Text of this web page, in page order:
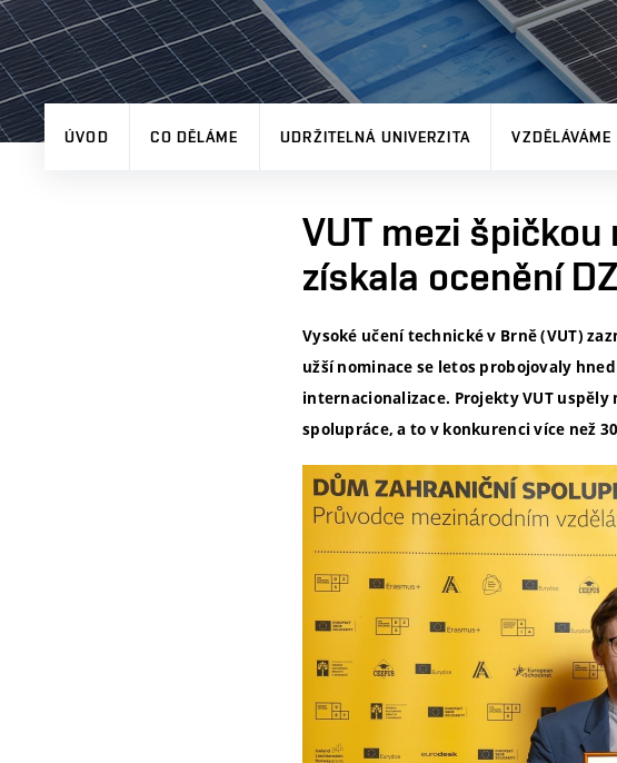
ÚVOD CO DĚLÁME UDRŽITELNÁ UNIVERZITA VZDĚLÁVÁME
VUT mezi špičkou
získala ocenění
Vysoké učení technické v Brně (VUT)
užší nominace se letos probojovaly
internacionalizace. Projekty VUT
spolupráce, a to v konkurenci více než